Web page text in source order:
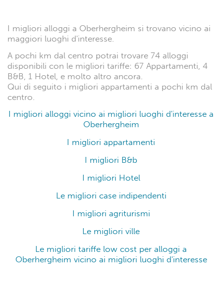
I migliori alloggi a Oberhergheim si trovano vicino ai
maggiori luoghi d'interesse.
A pochi km dal centro potrai trovare 74 alloggi
disponibili con le migliori tariffe: 67 Appartamenti, 4
B&B, 1 Hotel, e molto altro ancora.
Qui di seguito i migliori appartamenti a pochi km dal
centro.
I migliori alloggi vicino ai migliori luoghi d'interesse a
Oberhergheim
I migliori appartamenti
I migliori B&b
I migliori Hotel
Le migliori case indipendenti
I migliori agriturismi
Le migliori ville
Le migliori tariffe low cost per alloggi a
Oberhergheim vicino ai migliori luoghi d'interesse